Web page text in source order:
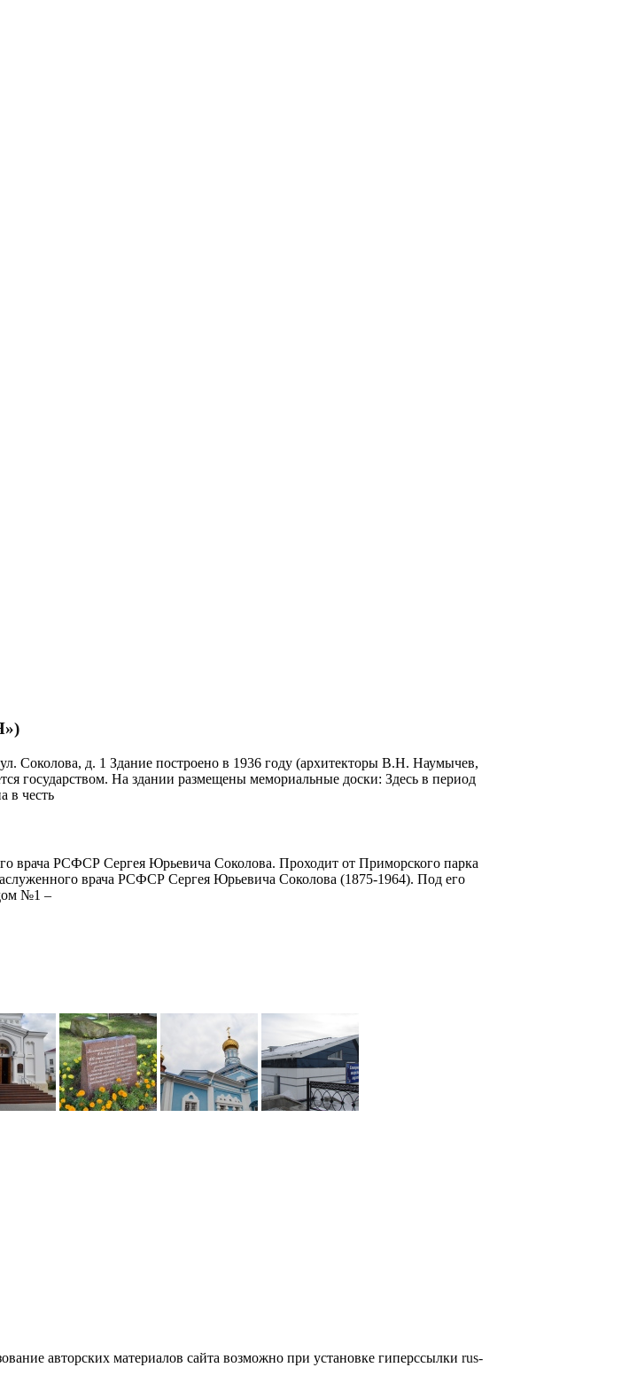
Соколова, д. 1 Здание построено в 1936 году (архитекторы В.Н. Наумычев,
государством. На здании размещены мемориальные доски: Здесь в период
в честь
врача РСФСР Сергея Юрьевича Соколова. Проходит от Приморского парка
врача РСФСР Сергея Юрьевича Соколова (1875-1964). Под его
№1 –
авторских материалов сайта возможно при установке гиперссылки rus-